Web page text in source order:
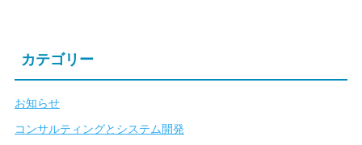
カテゴリー
お知らせ
コンサルティングとシステム開発